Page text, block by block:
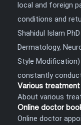
local and foreign
conditions and
Shahidul Islam
Dermatology,
Style Modification)
constantly
Various
About various
Online doctor
Online doctor